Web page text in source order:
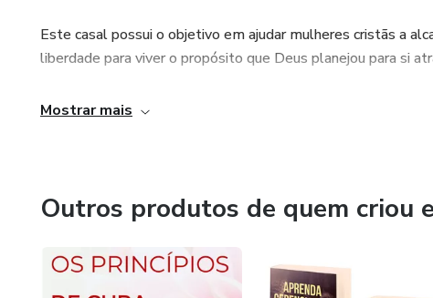
Este casal possui o objetivo em ajudar mulheres cristãs a
liberdade para viver o propósito que Deus planejou para si
Mostrar mais
Outros produtos de quem criou